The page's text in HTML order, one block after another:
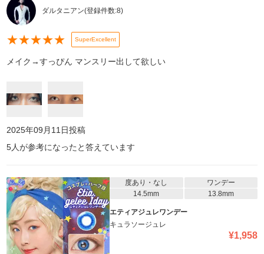
ダルタニアン(登録件数:8)
★★★★★ SuperExcellent
メイク→すっぴん マンスリー出して欲しい
2025年09月11日投稿
5人が参考になったと答えています
度あり・なし
ワンデー
14.5mm
13.8mm
エティアジュレワンデー
キュラソージュレ
¥1,958